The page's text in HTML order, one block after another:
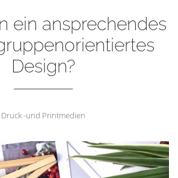
ein ansprechendes
Design?
Druck -und Printmedien